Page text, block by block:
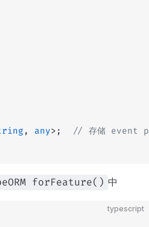
, any>;
// 存储 event
forFeature() 中
typescript